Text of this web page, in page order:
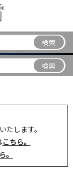
検索
検索
たします。
こちら。
。